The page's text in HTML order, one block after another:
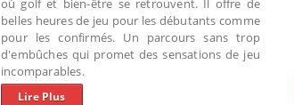
où golf et bien-être se retrouvent. Il offre de
belles heures de jeu pour les débutants comme
pour les confirmés. Un parcours sans trop
d'embûches qui promet des sensations de jeu
incomparables.
Lire Plus